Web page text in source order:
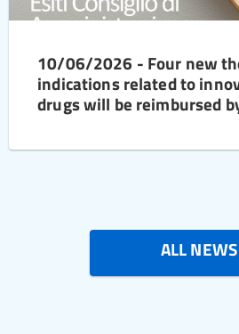
10/06/2026 - Four new
indications related to
drugs will be reimbursed
ALL NEWS